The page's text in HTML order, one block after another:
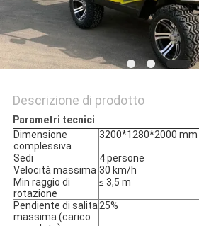
Descrizione di prodotto
Parametri tecnici
Dimensione
complessiva
3200*1280*2000 mm
Sedi
4 persone
Velocità massima 30 km/h
Min raggio di
rotazione
≤ 3,5 m
Pendiente di salita
massima (carico
25%